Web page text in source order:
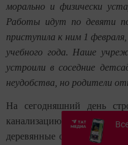
морально и физически
Работы идут по девяти
приступила к ним 1
учебного года. Наше
устроили в соседние
неудобства, но родители
На сегодняшний день
канализацию,
деревянные окна на